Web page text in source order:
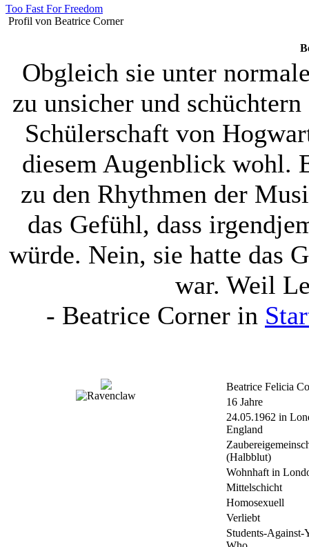
Too Fast For Freedom
Profil von Beatrice Corner
Obgleich sie unter
zu unsicher und
Schülerschaft von
diesem Augenblick wohl.
zu den Rhythmen der
das Gefühl, dass
würde. Nein, sie hatte das
war. Weil
- Beatrice Corner in
Beatrice Felicia
16 Jahre
24.05.1962 in
England
(Halbblut)
Wohnhaft in
Mittelschicht
Homosexuell
Verliebt
Students-